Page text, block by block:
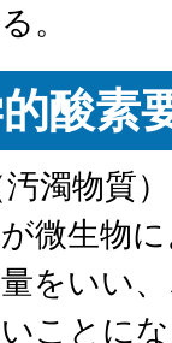
。
酸素
濁物質
微生物
をいい
ことに